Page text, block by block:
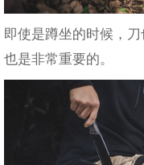
即使是蹲坐的时候，
也是非常重要的。